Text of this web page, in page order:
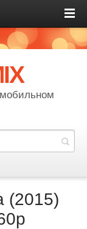
(2015)